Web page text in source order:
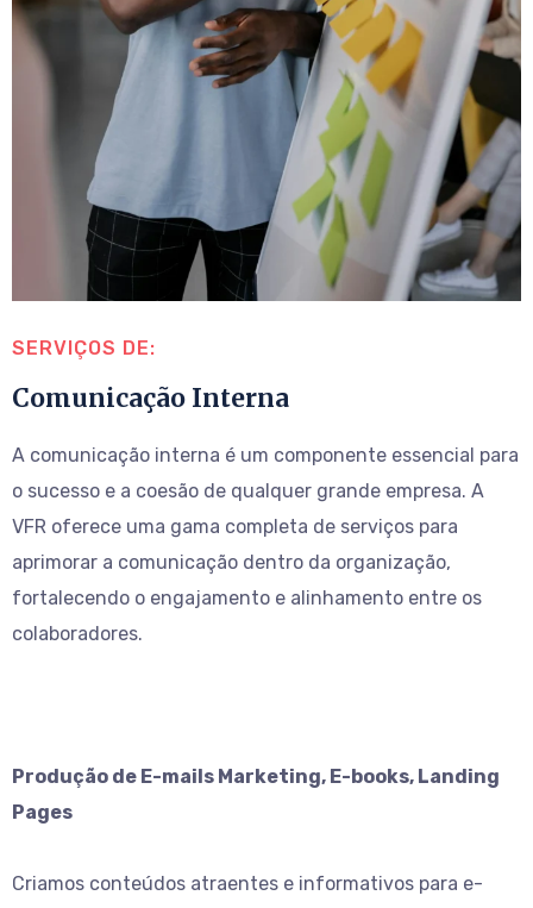
SERVIÇOS DE:
Comunicação Interna
A comunicação interna é um componente essencial para
o sucesso e a coesão de qualquer grande empresa. A
VFR oferece uma gama completa de serviços para
aprimorar a comunicação dentro da organização,
fortalecendo o engajamento e alinhamento entre os
colaboradores.
Produção de E-mails Marketing, E-books, Landing
Pages
Criamos conteúdos atraentes e informativos para e-